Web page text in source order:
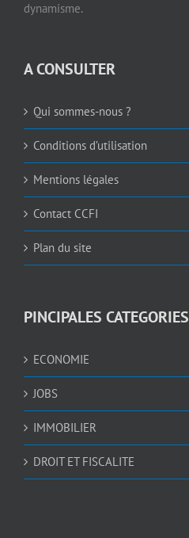
dynamisme.
A CONSULTER
Qui sommes-nous ?
Conditions d’utilisation
Mentions légales
Contact CCFI
Plan du site
PINCIPALES CATEGORIES
ECONOMIE
JOBS
IMMOBILIER
DROIT ET FISCALITE